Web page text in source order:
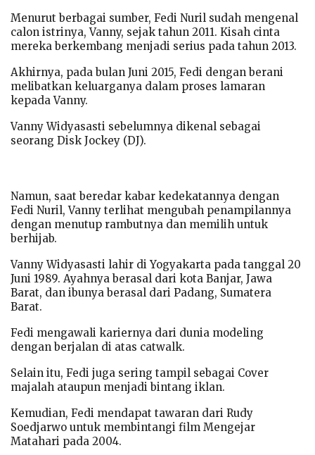
Menurut berbagai sumber, Fedi Nuril sudah mengenal
calon istrinya, Vanny, sejak tahun 2011. Kisah cinta
mereka berkembang menjadi serius pada tahun 2013.
Akhirnya, pada bulan Juni 2015, Fedi dengan berani
melibatkan keluarganya dalam proses lamaran
kepada Vanny.
Vanny Widyasasti sebelumnya dikenal sebagai
seorang Disk Jockey (DJ).
Namun, saat beredar kabar kedekatannya dengan
Fedi Nuril, Vanny terlihat mengubah penampilannya
dengan menutup rambutnya dan memilih untuk
berhijab.
Vanny Widyasasti lahir di Yogyakarta pada tanggal 20
Juni 1989. Ayahnya berasal dari kota Banjar, Jawa
Barat, dan ibunya berasal dari Padang, Sumatera
Barat.
Fedi mengawali kariernya dari dunia modeling
dengan berjalan di atas catwalk.
Selain itu, Fedi juga sering tampil sebagai Cover
majalah ataupun menjadi bintang iklan.
Kemudian, Fedi mendapat tawaran dari Rudy
Soedjarwo untuk membintangi film Mengejar
Matahari pada 2004.